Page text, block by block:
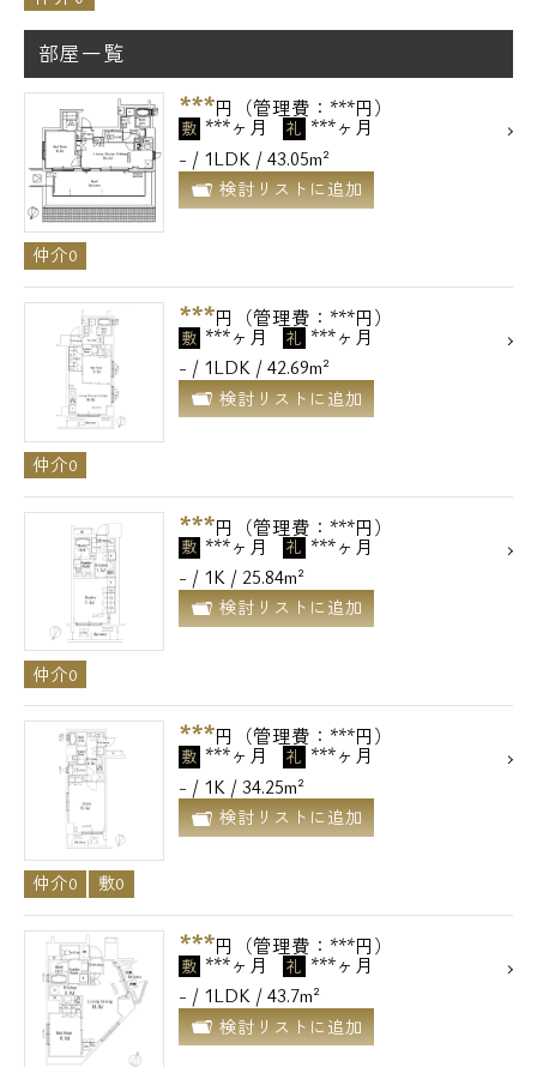
部屋一覧
***円（管理費：***円）
敷 ***ヶ月 礼 ***ヶ月
- / 1LDK / 43.05m²
検討リストに追加
仲介0
***円（管理費：***円）
敷 ***ヶ月 礼 ***ヶ月
- / 1LDK / 42.69m²
検討リストに追加
仲介0
***円（管理費：***円）
敷 ***ヶ月 礼 ***ヶ月
- / 1K / 25.84m²
検討リストに追加
仲介0
***円（管理費：***円）
敷 ***ヶ月 礼 ***ヶ月
- / 1K / 34.25m²
検討リストに追加
仲介0 敷0
***円（管理費：***円）
敷 ***ヶ月 礼 ***ヶ月
- / 1LDK / 43.7m²
検討リストに追加